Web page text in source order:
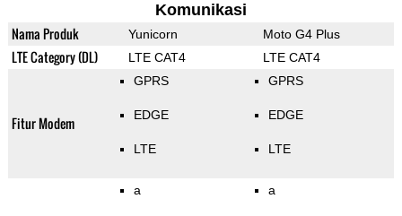
Komunikasi
Nama Produk Yunicorn Moto G4 Plus
LTE Category (DL) LTE CAT4 LTE CAT4
Fitur Modem
GPRS
EDGE
LTE
GPRS
EDGE
LTE
a a